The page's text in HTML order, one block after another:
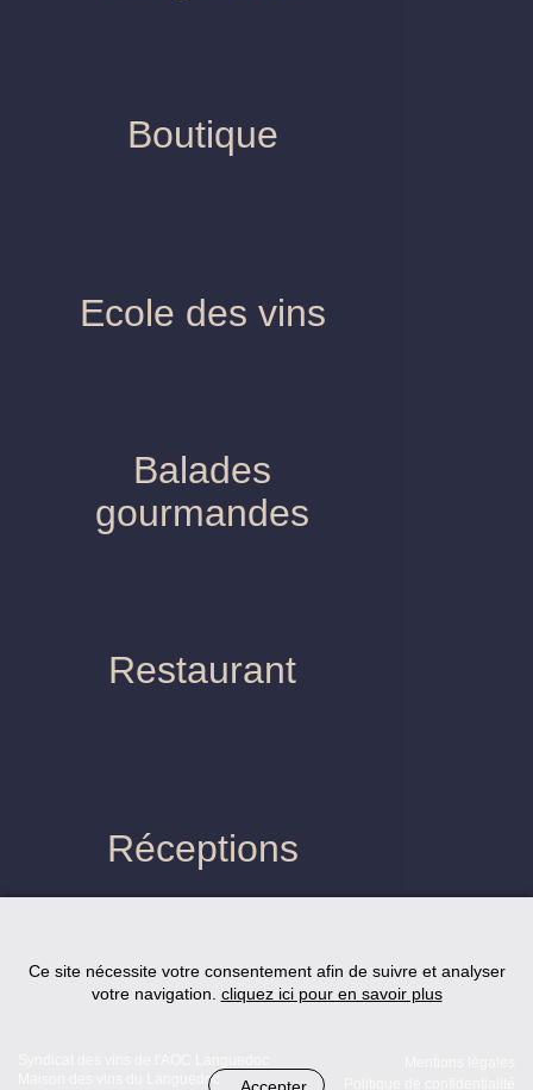
Boutique
Ecole des vins
Balades gourmandes
Restaurant
Réceptions
Maison des vins du Languedoc
Ce site nécessite votre consentement afin de suivre et analyser
votre navigation. cliquez ici pour en savoir plus